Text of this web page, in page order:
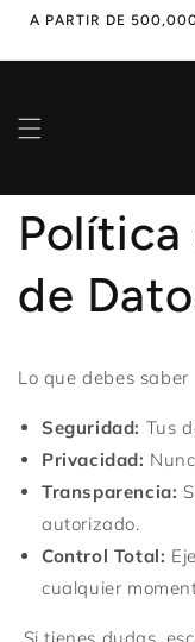
directamente
A PARTIR DE
de
Lo que debes saber
Seguridad: Tus
Privacidad:
Transparencia:
autorizado.
Control Total:
cualquier